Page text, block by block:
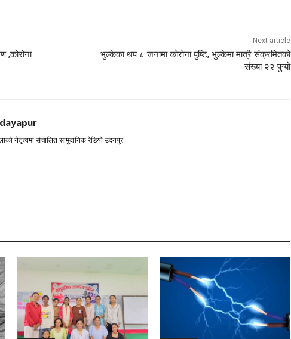
,कोरोना
Next article
भुल्केका थप ८ जनामा कोरोना पुष्टि, भुल्केमा मात्रै संक्रमितको
संख्या २२ पुग्यो
नेतृत्वमा संचालित सामुदायिक रेडियो उदयपुर